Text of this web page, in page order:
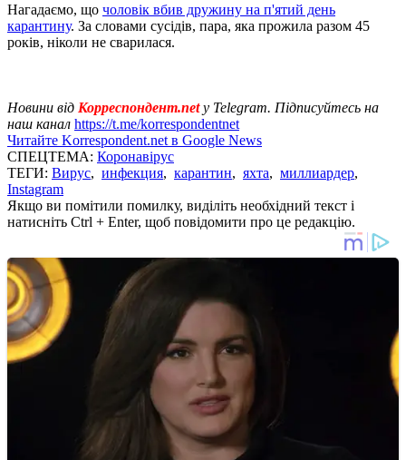
Нагадаємо, що чоловік вбив дружину на п'ятий день
карантину. За словами сусідів, пара, яка прожила разом 45
років, ніколи не сварилася.
Новини від Корреспондент.net у Telegram. Підписуйтесь на
наш канал https://t.me/korrespondentnet
Читайте Korrespondent.net в Google News
СПЕЦТЕМА: Коронавірус
ТЕГИ: Вирус, инфекция, карантин, яхта, миллиардер,
Instagram
Якщо ви помітили помилку, виділіть необхідний текст і
натисніть Ctrl + Enter, щоб повідомити про це редакцію.